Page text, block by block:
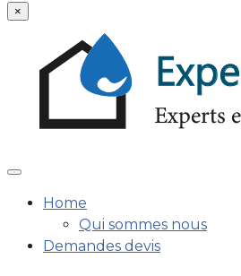
×
Home
Qui sommes nous
Demandes devis